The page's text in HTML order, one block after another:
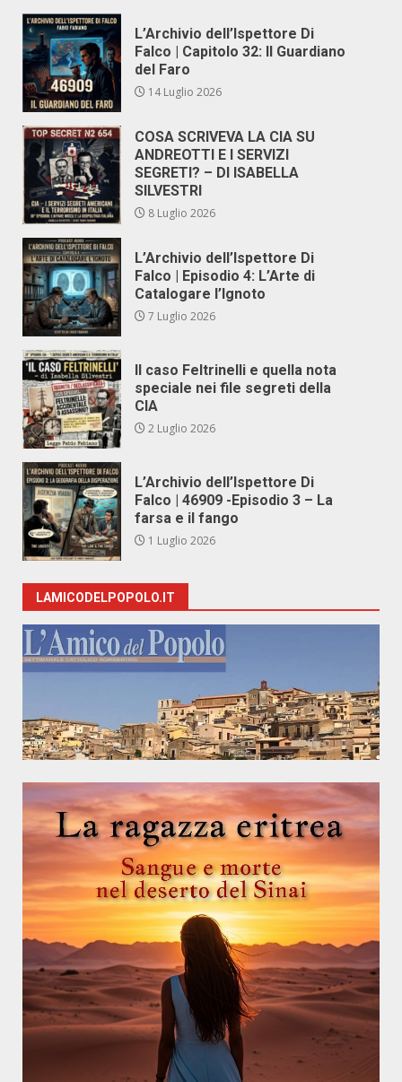
L’Archivio dell’Ispettore Di
Falco | Capitolo 32: Il Guardiano
del Faro
14 Luglio 2026
COSA SCRIVEVA LA CIA SU
ANDREOTTI E I SERVIZI
SEGRETI? – DI ISABELLA
SILVESTRI
8 Luglio 2026
L’Archivio dell’Ispettore Di
Falco | Episodio 4: L’Arte di
Catalogare l’Ignoto
7 Luglio 2026
Il caso Feltrinelli e quella nota
speciale nei file segreti della
CIA
2 Luglio 2026
L’Archivio dell’Ispettore Di
Falco | 46909 -Episodio 3 – La
farsa e il fango
1 Luglio 2026
LAMICODELPOPOLO.IT